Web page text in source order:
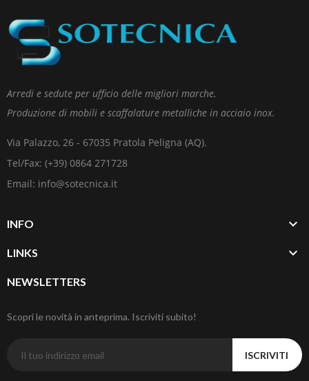
Arredi e sedute per ufficio delle migliori marche.
Produzione di mobili e scaffalature metalliche in acciaio inox.
Via Palazzo, 26 - 67035 Pratola Peligna (AQ).
Tel/Fax: (+39) 0864 271728
Email: info@sotecnica.it
INFO 
LINKS 
NEWSLETTERS
Scopri le novità in anteprima. Iscriviti subito!
ISCRIVITI